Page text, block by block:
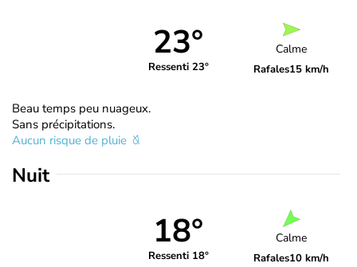
23°
Ressenti 23°
Calme
Rafales15 km/h
Beau temps peu nuageux.
Sans précipitations.
Aucun risque de pluie
Nuit
18°
Ressenti 18°
Calme
Rafales10 km/h